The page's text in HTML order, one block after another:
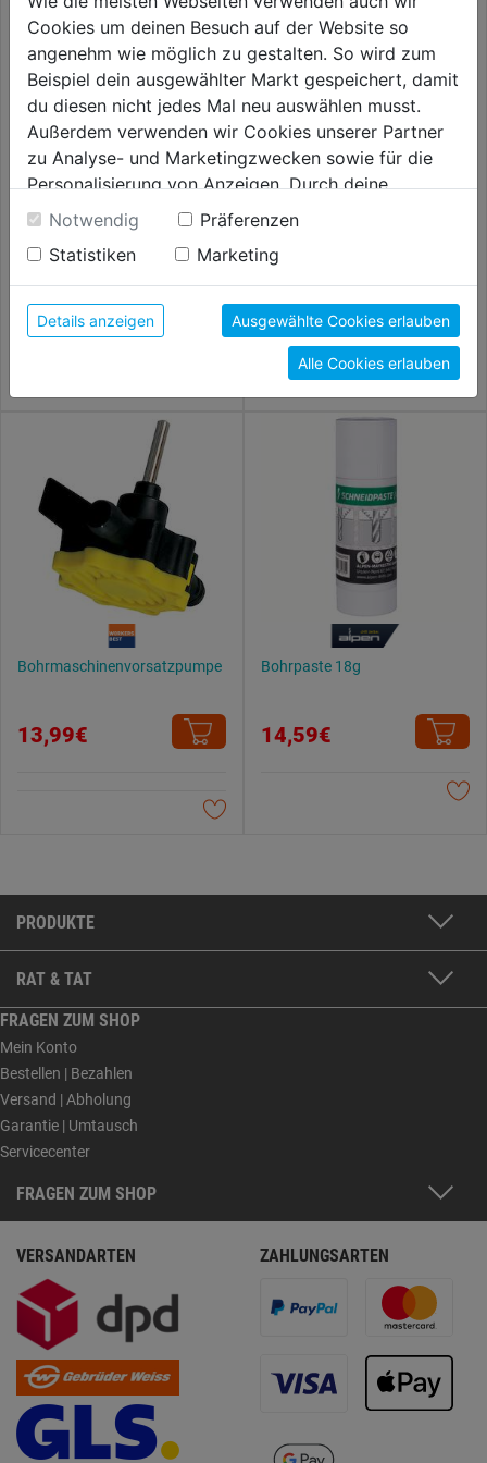
13,99€ 13,99€
Bohrmaschinenvorsatzpumpe
13,99€
Bohrpaste 18g
14,59€
PRODUKTE
RAT & TAT
FRAGEN ZUM SHOP
Mein Konto
Bestellen | Bezahlen
Versand | Abholung
Garantie | Umtausch
Servicecenter
FRAGEN ZUM SHOP
VERSANDARTEN ZAHLUNGSARTEN
Cookies um deinen Besuch auf der Website so
angenehm wie möglich zu gestalten. So wird zum
Beispiel dein ausgewählter Markt gespeichert, damit
du diesen nicht jedes Mal neu auswählen musst.
Außerdem verwenden wir Cookies unserer Partner
zu Analyse- und Marketingzwecken sowie für die
Personalisierung von Anzeigen. Durch deine
Einwilligung werden die Daten von Drittanbieter,
unter anderem auch in den USA, verarbeitet.
Durch Klick auf "Alle Cookies erlauben" stimmst du
der Verwendung aller Cookies zu. Unter "Details
anzeigen" findest du alle Infos zu den
unterschiedlichen Cookies, unter "Cookies
Konfigurieren" kannst du auswählen, welche Cookies
du zulassen möchtest und welche nicht.
Weitere Informationen findest du in unserer
Datenschutzerklärung
Notwendig
Präferenzen
Statistiken
Marketing
Details anzeigen Ausgewählte Cookies erlauben
Alle Cookies erlauben